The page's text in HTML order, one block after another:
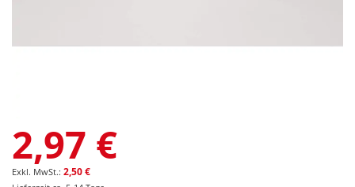
Anfang
der
Bildgalerie
2,97 €
2,50 €